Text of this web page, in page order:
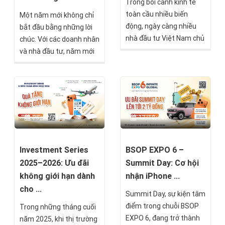
Một năm mới không chỉ
bắt đầu bằng những lời
chúc. Với các doanh nhân
và nhà đầu tư, năm mới
nắm bắt xu hướng dịch
chuyển toàn cầu và
chuẩn bị cho những cơ
hội phía trước.
Trong bối cảnh kinh tế
toàn cầu nhiều biến
động, ngày càng nhiều
nhà đầu tư Việt Nam chủ
tăng tài sản dài hạn.
Không chỉ dừng lại ở việc
sở hữu tài sản ngoại tệ,
đầu tư di trú đang trở
giúp kết hợp đồng thời
ba mục tiêu quan trọng:
giáo dục thế hệ kế tiếp,
mở rộng kinh doanh
xuyên biên giới và tối ưu
cấu trúc tài sản toàn
cầu.
25/12/2025
Investment Series
2025–2026: Ưu đãi
không giới hạn dành
cho ...
Trong những tháng cuối
năm 2025, khi thị trường
17/10/2025
BSOP EXPO 6 –
Summit Day: Cơ hội
nhận iPhone ...
Summit Day, sự kiện tâm
điểm trong chuỗi BSOP
EXPO 6, đang trở thành